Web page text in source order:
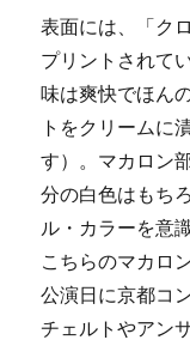
表面には、「ク
プリントされて
味は爽快でほん
トをクリームに
す）。マカロン
分の白色はもち
ル・カラーを意
こちらのマカロ
公演日に京都コ
チェルトやアン